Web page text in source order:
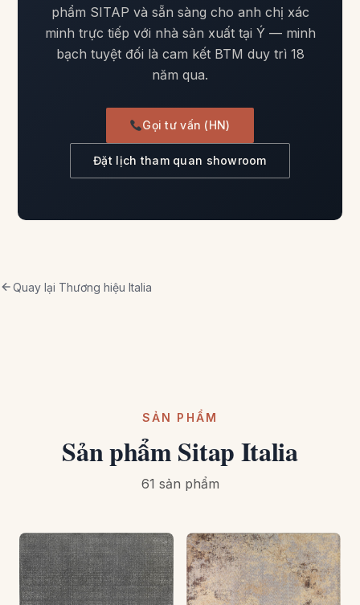
phẩm SITAP và sẵn sàng cho anh chị xác
minh trực tiếp với nhà sản xuất tại Ý — minh
bạch tuyệt đối là cam kết BTM duy trì 18
năm qua.
Gọi tư vấn (HN)
Đặt lịch tham quan showroom
Quay lại Thương hiệu Italia
SẢN PHẨM
Sản phẩm Sitap Italia
61 sản phẩm